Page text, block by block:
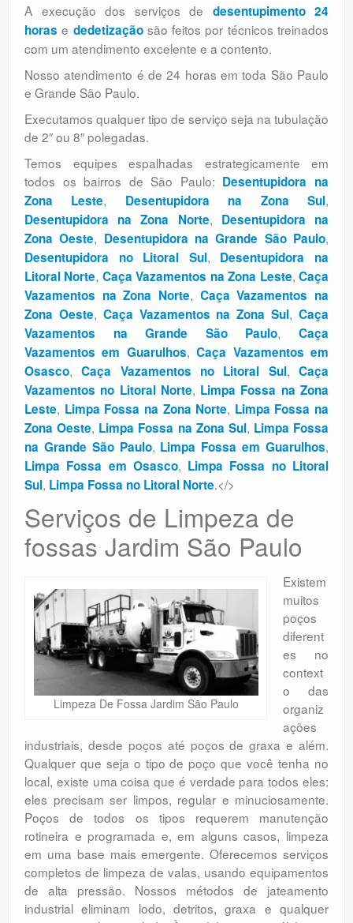
A execução dos serviços de desentupimento 24
horas e dedetizaçãosão feitos por técnicos treinados
com um atendimento excelente e a contento.
Nosso atendimento é de 24 horas em toda São Paulo
e Grande São Paulo.
Executamos qualquer tipo de serviço seja na tubulação
de 2″ ou 8″ polegadas.
Temos equipes espalhadas estrategicamente em
todos os bairros de São Paulo: Desentupidora na
Zona Leste, Desentupidora na Zona Sul,
Desentupidora na Zona Norte, Desentupidora na
Zona Oeste, Desentupidora na Grande São Paulo,
Desentupidora no Litoral Sul, Desentupidora na
Litoral Norte, Caça Vazamentos na Zona Leste,Caça
Vazamentos na Zona Norte, Caça Vazamentos na
Zona Oeste, Caça Vazamentos na Zona Sul,Caça
Vazamentos na Grande São Paulo,Caça
Vazamentos em Guarulhos,Caça Vazamentos em
Osasco,Caça Vazamentos no Litoral Sul,Caça
Vazamentos no Litoral Norte, Limpa Fossa na Zona
Leste, Limpa Fossa na Zona Norte, Limpa Fossa na
Zona Oeste, Limpa Fossa na Zona Sul, Limpa Fossa
na Grande São Paulo, Limpa Fossa em Guarulhos,
Limpa Fossa em Osasco, Limpa Fossa no Litoral
Sul, Limpa Fossa no Litoral Norte.</>
Serviços de Limpeza de
fossas Jardim São Paulo
Limpeza De Fossa Jardim São Paulo
Existem
muitos
poços
diferent
es no
context
o das
organiz
ações
industriais, desde poços até poços de graxa e além.
Qualquer que seja o tipo de poço que você tenha no
local, existe uma coisa que é verdade para todos eles:
eles precisam ser limpos, regular e minuciosamente.
Poços de todos os tipos requerem manutenção
rotineira e programada e, em alguns casos, limpeza
em uma base mais emergente. Oferecemos serviços
completos de limpeza de valas, usando equipamentos
de alta pressão. Nossos métodos de jateamento
industrial eliminam lodo, detritos, graxa e qualquer